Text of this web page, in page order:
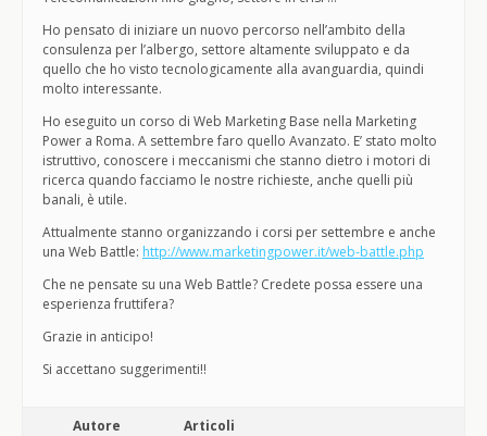
Ho pensato di iniziare un nuovo percorso nell’ambito della
consulenza per l’albergo, settore altamente sviluppato e da
quello che ho visto tecnologicamente alla avanguardia, quindi
molto interessante.
Ho eseguito un corso di Web Marketing Base nella Marketing
Power a Roma. A settembre faro quello Avanzato. E’ stato molto
istruttivo, conoscere i meccanismi che stanno dietro i motori di
ricerca quando facciamo le nostre richieste, anche quelli più
banali, è utile.
Attualmente stanno organizzando i corsi per settembre e anche
una Web Battle: http://www.marketingpower.it/web-battle.php
Che ne pensate su una Web Battle? Credete possa essere una
esperienza fruttifera?
Grazie in anticipo!
Si accettano suggerimenti!!
Autore Articoli